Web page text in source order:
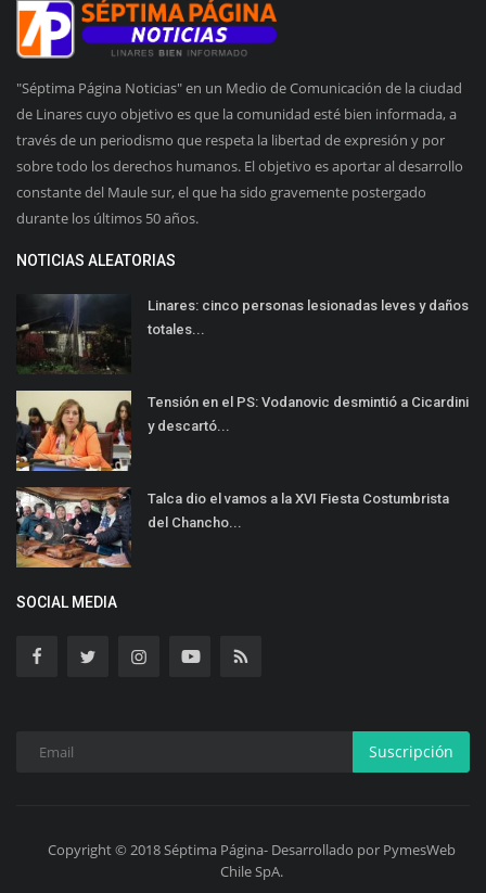
"Séptima Página Noticias" en un Medio de Comunicación de la ciudad
de Linares cuyo objetivo es que la comunidad esté bien informada, a
través de un periodismo que respeta la libertad de expresión y por
sobre todo los derechos humanos. El objetivo es aportar al desarrollo
constante del Maule sur, el que ha sido gravemente postergado
durante los últimos 50 años.
NOTICIAS ALEATORIAS
Linares: cinco personas lesionadas leves y daños
totales...
Tensión en el PS: Vodanovic desmintió a Cicardini
y descartó...
Talca dio el vamos a la XVI Fiesta Costumbrista
del Chancho...
SOCIAL MEDIA
Suscripción
Copyright © 2018 Séptima Página- Desarrollado por PymesWeb
Chile SpA.